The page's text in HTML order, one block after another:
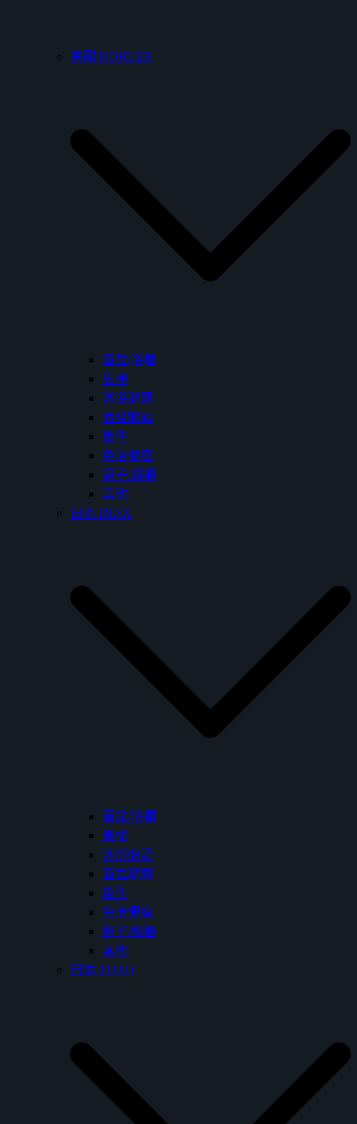
美國 KOHLER
面盆/浴櫃
馬桶
沐浴龍頭
面盆龍頭
掛件
免治便座
鏡子/鏡櫃
其他
日本 INAX
面盆/浴櫃
馬桶
沐浴龍頭
面盆龍頭
掛件
免治便座
鏡子/鏡櫃
其他
日本 TOTO